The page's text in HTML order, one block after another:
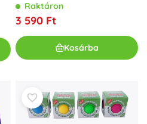
Raktáron
3 590 Ft
Kosárba